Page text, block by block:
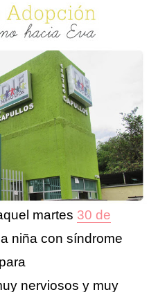
martes 30 de
niña con síndrome
nerviosos y muy